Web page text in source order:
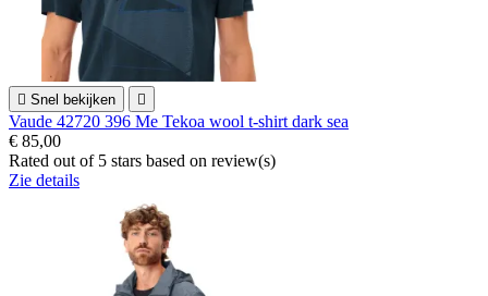
 Snel bekijken 
Vaude 42720 396 Me Tekoa wool t-shirt dark sea
€ 85,00
Rated out of 5 stars based on review(s)
Zie details